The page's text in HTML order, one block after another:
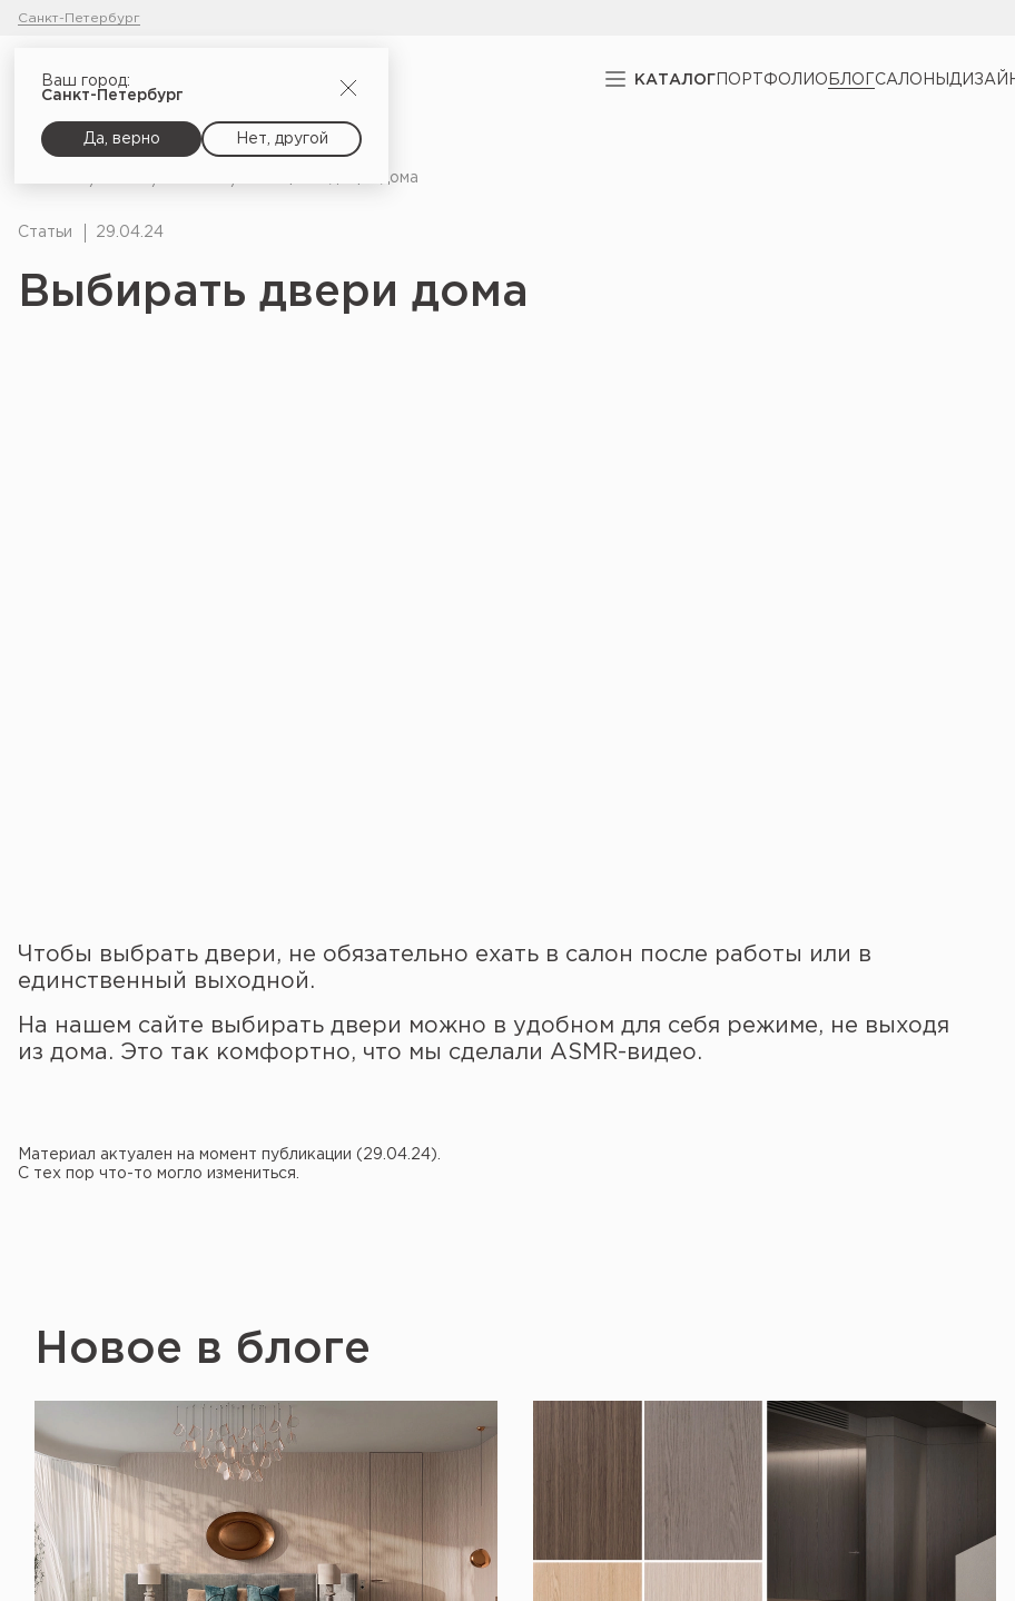
Санкт-Петербург
КАТАЛОГ ПОРТФОЛИО БЛОГСАЛОНЫ
Ваш город:
Санкт-Петербург
Да, верно Нет, другой
Выбирать двери дома
Статьи 29.04.24
Выбирать двери дома
Чтобы выбрать двери, не обязательно ехать в салон после работы или в
единственный выходной.
На нашем сайте выбирать двери можно в удобном для себя режиме, не выходя
из дома. Это так комфортно, что мы сделали ASMR-видео.
Материал актуален на момент публикации (29.04.24).
С тех пор что-то могло измениться.
Новое в блоге